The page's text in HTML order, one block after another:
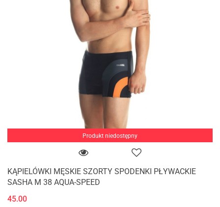
Produkt niedostępny
KĄPIELÓWKI MĘSKIE SZORTY SPODENKI PŁYWACKIE
SASHA M 38 AQUA-SPEED
45.00